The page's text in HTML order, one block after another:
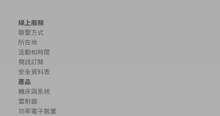
線上服務
聯繫方式
所在地
活動和時間
簡訊訂閱
安全資料表
產品
機床與系統
雷射器
功率電子裝置